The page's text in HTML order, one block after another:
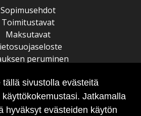
Sopimusehdot
Toimitustavat
Maksutavat
peruminen
tällä sivustolla evästeitä
Jatkamalla
hyväksyt evästeiden käytön